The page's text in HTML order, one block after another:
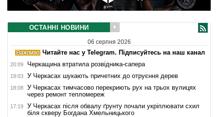
ОСТАННІ НОВИНИ
06 серпня 2026
Читайте нас у Telegram. Підписуйтесь на наш канал
20:09 Черкащина втратила розвідника-сапера
19:03 У Черкасах шукають причетних до отруєння дерев
18:08
У Черкасах тимчасово перекриють рух на трьох вулицях
через ремонт тепломереж
17:19
У Черкасах після обвалу ґрунту почали укріплювати схил
біля скверу Богдана Хмельницького